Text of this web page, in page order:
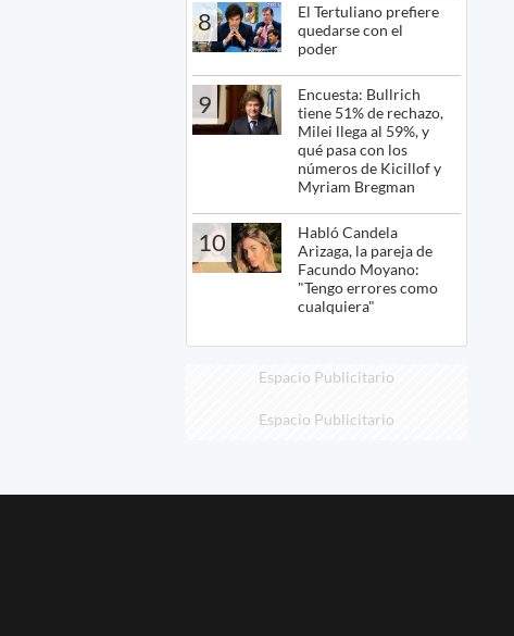
8
El Tertuliano prefiere
quedarse con el
poder
9
Encuesta: Bullrich
tiene 51% de rechazo,
Milei llega al 59%, y
qué pasa con los
números de Kicillof y
Myriam Bregman
10
Habló Candela
Arizaga, la pareja de
Facundo Moyano:
"Tengo errores como
cualquiera"
Espacio Publicitario
Espacio Publicitario